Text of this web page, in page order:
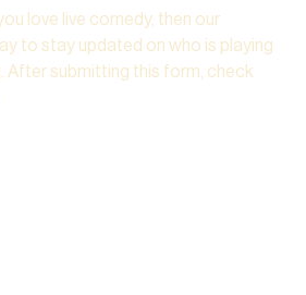
love live comedy, then our
to stay updated on who is playing
After submitting this form, check